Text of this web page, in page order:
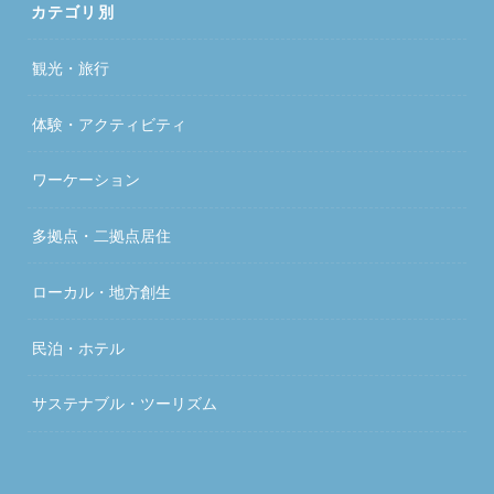
カテゴリ別
観光・旅行
体験・アクティビティ
ワーケーション
多拠点・二拠点居住
ローカル・地方創生
民泊・ホテル
サステナブル・ツーリズム